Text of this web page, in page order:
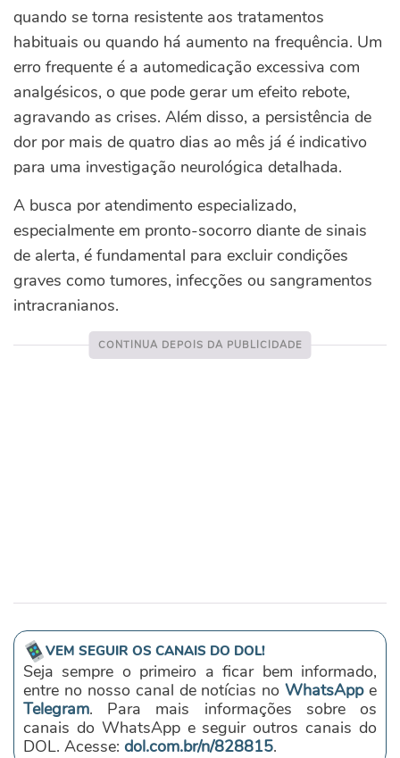
quando se torna resistente aos tratamentos
habituais ou quando há aumento na frequência. Um
erro frequente é a automedicação excessiva com
analgésicos, o que pode gerar um efeito rebote,
agravando as crises. Além disso, a persistência de
dor por mais de quatro dias ao mês já é indicativo
para uma investigação neurológica detalhada.
A busca por atendimento especializado,
especialmente em pronto-socorro diante de sinais
de alerta, é fundamental para excluir condições
graves como tumores, infecções ou sangramentos
intracranianos.
VEM SEGUIR OS CANAIS DO DOL!
Seja sempre o primeiro a ficar bem informado,
entre no nosso canal de notícias noWhatsAppe
Telegram. Para mais informações sobre os
canais do WhatsApp e seguir outros canais do
DOL. Acesse: dol.com.br/n/828815.